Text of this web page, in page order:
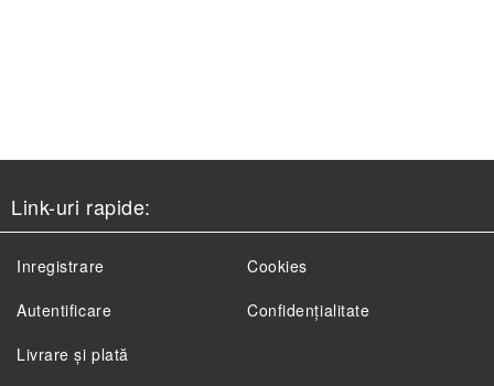
Link-uri rapide:
Inregistrare
Autentificare
Livrare și plată
Cookies
Confidențialitate